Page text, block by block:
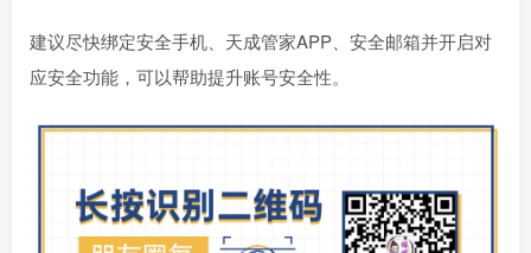
建议尽快绑定安全手机、天成管家APP、安全邮箱并开启对
应安全功能，可以帮助提升账号安全性。